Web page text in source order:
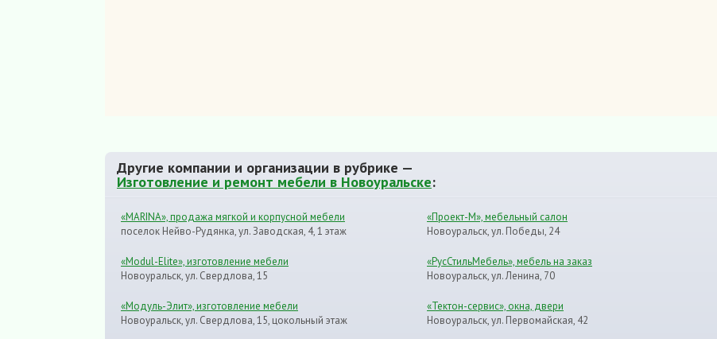
Другие компании и организации в рубрике —
Изготовление и ремонт мебели в Новоуральске:
«MARINA», продажа мягкой и корпусной мебели
поселок Нейво-Рудянка, ул. Заводская, 4, 1 этаж
«Проект-М», мебельный салон
Новоуральск, ул. Победы, 24
«Modul-Elite», изготовление мебели
Новоуральск, ул. Свердлова, 15
«РусСтильМебель», мебель на заказ
Новоуральск, ул. Ленина, 70
«Модуль-Элит», изготовление мебели
Новоуральск, ул. Свердлова, 15, цокольный этаж
«Тектон-сервис», окна, двери
Новоуральск, ул. Первомайская, 42